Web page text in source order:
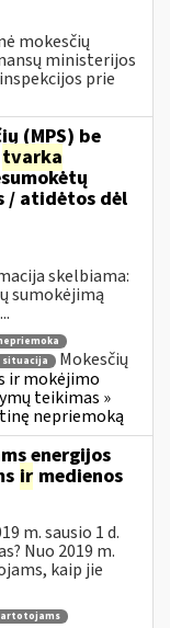
mokesčių
ministerijos
prie
(MPS) be
tvarka
/ atidėtos dėl
skelbiama:
sumokėjimą
situacija
Mokesčių
ir mokėjimo
teikimas »
nepriemoką
energijos
ir medienos
m. sausio 1 d.
Nuo 2019 m.
kaip jie